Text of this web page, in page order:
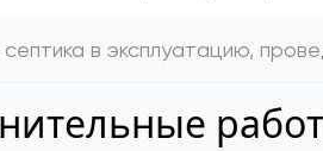
септика в эксплуатацию,